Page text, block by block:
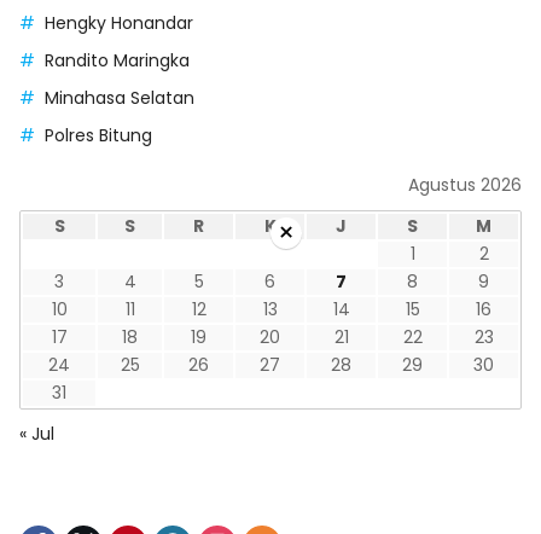
Hengky Honandar
Randito Maringka
Minahasa Selatan
Polres Bitung
Agustus 2026
S
S R K J S
M
1
2
3
4 5 6 7 8
9
10
11 12 13 14 15
16
17
18 19 20 21 22
23
24
25 26 27 28 29
30
31
« Jul
×